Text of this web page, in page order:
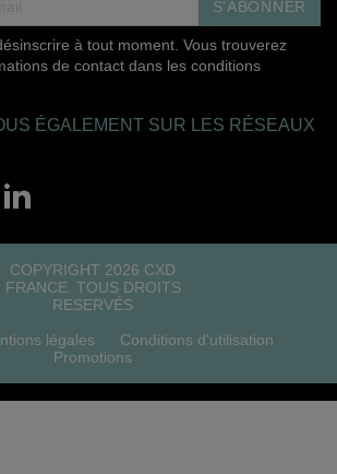
S’ABONNER
à tout moment. Vous trouverez
de contact dans les conditions
ÉGALEMENT SUR LES RÉSEAUX
COPYRIGHT 2026 CXD
FRANCE. TOUS DROITS
RESERVÉS
légales
Conditions d'utilisation
Promotions